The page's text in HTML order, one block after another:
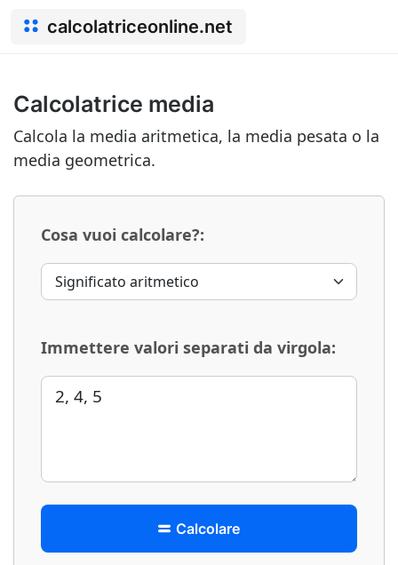
calcolatriceonline.net
Calcolatrice media
Calcola la media aritmetica, la media pesata o la
media geometrica.
Cosa vuoi calcolare?:
Immettere valori separati da virgola:
Calcolare